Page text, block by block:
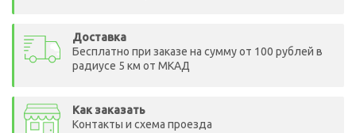
Доставка
Бесплатно при заказе на сумму от 100 рублей в
радиусе 5 км от МКАД
Как заказать
Контакты и схема проезда